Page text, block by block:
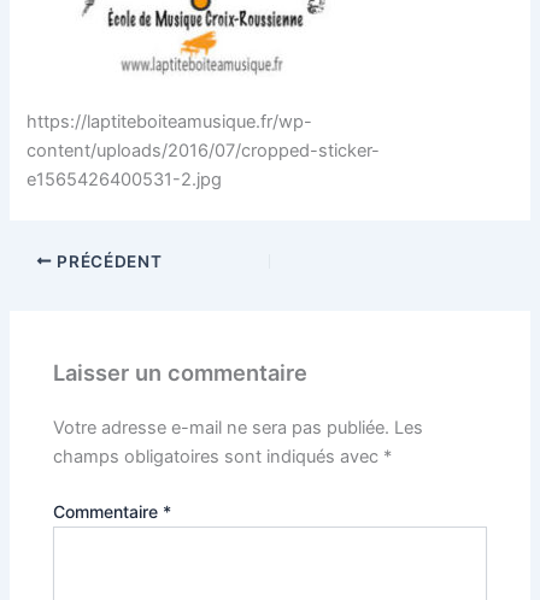
https://laptiteboiteamusique.fr/wp-
content/uploads/2016/07/cropped-sticker-
e1565426400531-2.jpg
PRÉCÉDENT
Laisser un commentaire
Votre adresse e-mail ne sera pas publiée. Les
champs obligatoires sont indiqués avec *
Commentaire *